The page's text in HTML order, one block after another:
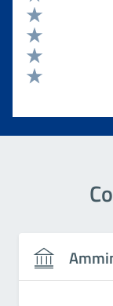
Valuta 5 stelle su
Valuta 4 stelle su
Valuta 3 stelle su
Valuta 2 stelle su